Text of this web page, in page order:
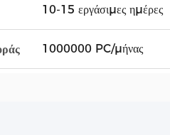
10-15 εργάσιμες ημέρες
1000000 PC/μήνας